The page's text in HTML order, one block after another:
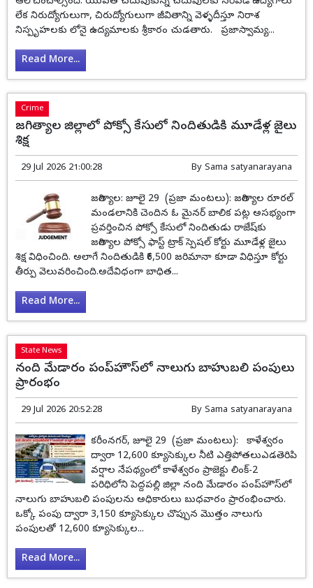
లేక నిరుద్యోగులుగా, చిరుద్యోగులుగా జీవితాన్ని వెళ్ళదీస్తూ నిరాశ
నిస్పృహలకు లోనై ఉద్యమాలకు శ్రీకారం చుడతారు. ప్రజాస్వామ్య...
Read More...
Crime
జగిత్యాల జిల్లాలో పోక్సో కేసులో నిందితుడికి మూడేళ్ల జైలు
శిక్ష
29 Jul 2026 21:00:28 By Sama satyanarayana
జగిత్యాల: జూలై 29 (ప్రజా మంటలు): జగిత్యాల రూరల్
మండలానికి చెందిన ఓ మైనర్ బాలిక పట్ల అసభ్యంగా
ప్రవర్తించిన పోక్సో కేసులో నిందితుడు రాజేష్‌కు
జగిత్యాల పోక్సో ఫాస్ట్ ట్రాక్ స్పెషల్ కోర్టు మూడేళ్ల జైలు
శిక్ష విధించింది. అలాగే నిందితుడికి ₹6,500 జరిమానా కూడా విధిస్తూ కోర్టు
తీర్పు వెలువరించింది.అదేవిధంగా బాధిత...
Read More...
State News
నంది మేడారం పంప్‌హౌస్‌లో నాలుగు బాహుబలి పంపులు
ప్రారంభం
29 Jul 2026 20:52:28 By Sama satyanarayana
కరీంనగర్, జూలై 29 (ప్రజా మంటలు): కాళేశ్వరం
ద్వారా 12,600 క్యూసెక్కుల నీటి ఎత్తిపోతలుఎడతెరిపి
వర్షాల నేపథ్యంలో కాళేశ్వరం ప్రాజెక్టు లింక్-2
పరిధిలోని పెద్దపల్లి జిల్లా నంది మేడారం పంప్‌హౌస్‌లో
నాలుగు బాహుబలి పంపులను అధికారులు బుధవారం ప్రారంభించారు.
ఒక్కో పంపు ద్వారా 3,150 క్యూసెక్కుల చొప్పున మొత్తం నాలుగు
పంపులతో 12,600 క్యూసెక్కుల...
Read More...